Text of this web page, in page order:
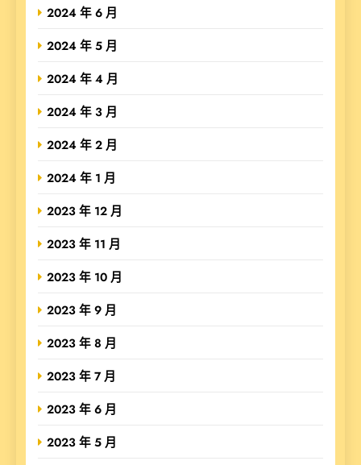
2024 年 6 月
2024 年 5 月
2024 年 4 月
2024 年 3 月
2024 年 2 月
2024 年 1 月
2023 年 12 月
2023 年 11 月
2023 年 10 月
2023 年 9 月
2023 年 8 月
2023 年 7 月
2023 年 6 月
2023 年 5 月